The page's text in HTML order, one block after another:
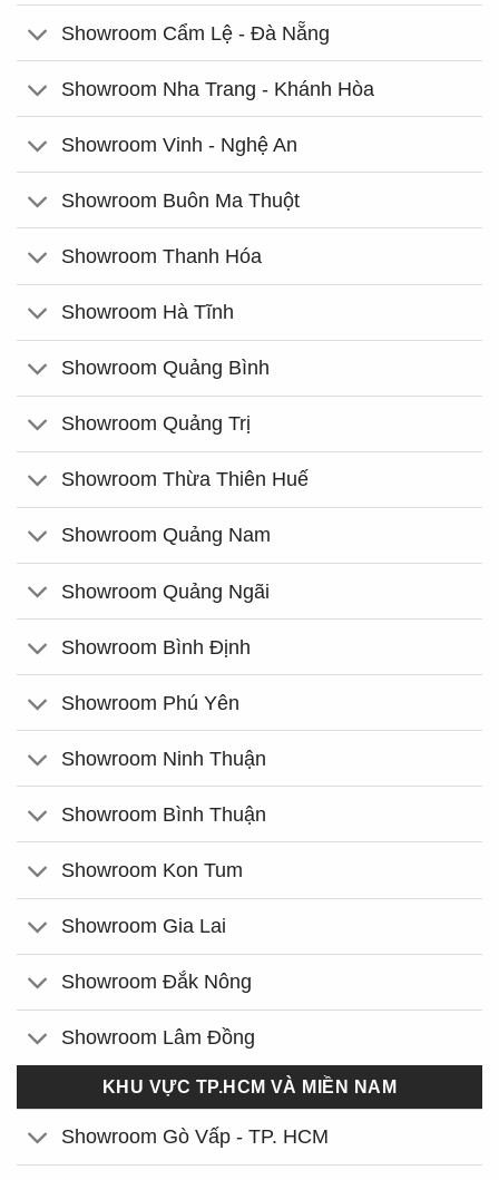
Showroom Cẩm Lệ - Đà Nẵng
Showroom Nha Trang - Khánh Hòa
Showroom Vinh - Nghệ An
Showroom Buôn Ma Thuột
Showroom Thanh Hóa
Showroom Hà Tĩnh
Showroom Quảng Bình
Showroom Quảng Trị
Showroom Thừa Thiên Huế
Showroom Quảng Nam
Showroom Quảng Ngãi
Showroom Bình Định
Showroom Phú Yên
Showroom Ninh Thuận
Showroom Bình Thuận
Showroom Kon Tum
Showroom Gia Lai
Showroom Đắk Nông
Showroom Lâm Đồng
KHU VỰC TP.HCM VÀ MIỀN NAM
Showroom Gò Vấp - TP. HCM